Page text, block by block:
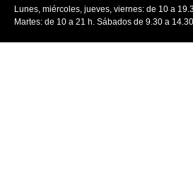
Lunes, miércoles, jueves, viernes: de 10 a
Martes: de 10 a 21 h. Sábados de 9.30 a